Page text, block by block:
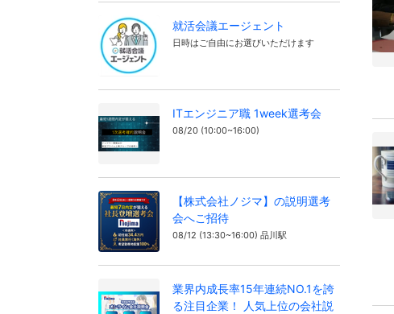
就活会議エージェント
日時はご自由にお選びいただけます
ITエンジニア職 1week選考会
08/20 (10:00~16:00)
【株式会社ノジマ】の説明選考
会へご招待
08/12 (13:30~16:00) 品川駅
業界内成長率15年連続NO.1を誇
る注目企業！ 人気上位の会社説